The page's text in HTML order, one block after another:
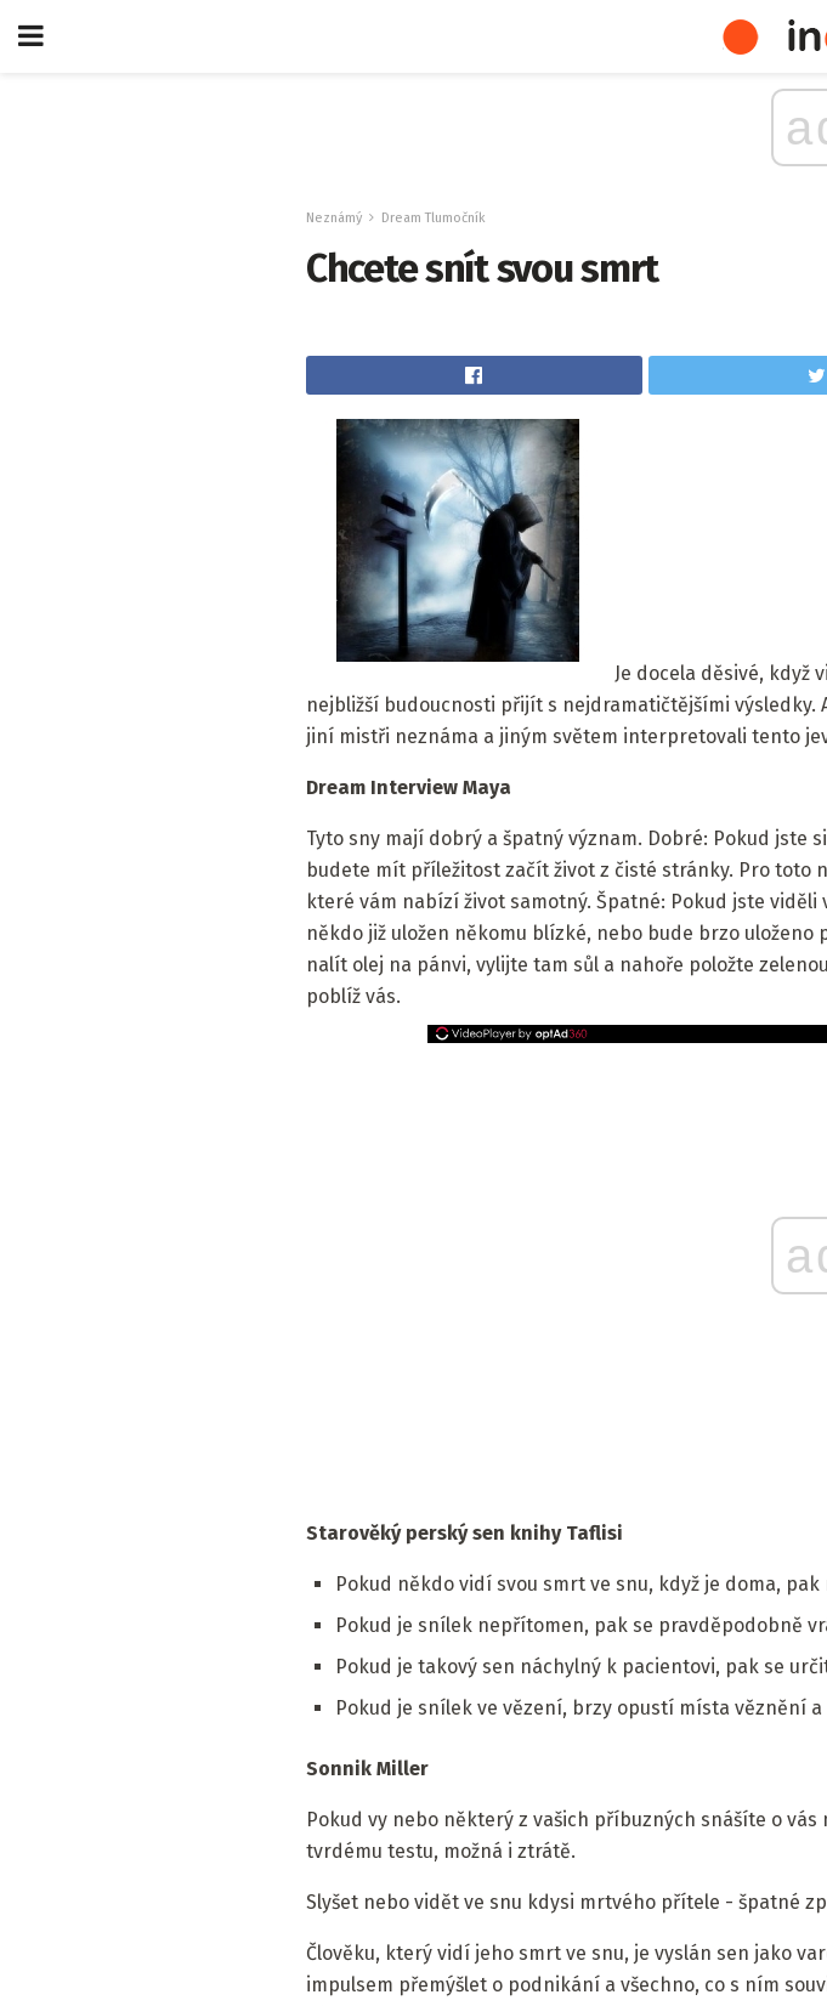
Neznámý Dream Tlumočník
Chcete snít svou smrt
Je docela děsivé, když
nejbližší budoucnosti přijít s nejdramatičtějšími
jiní mistři neznáma a jiným světem interpretovali tento
Dream Interview Maya
Tyto sny mají dobrý a špatný význam. Dobré: Pokud
budete mít příležitost začít život z čisté stránky. Pro toto
které vám nabízí život samotný. Špatné: Pokud jste
někdo již uložen někomu blízké, nebo bude brzo
nalít olej na pánvi, vylijte tam sůl a nahoře položte
poblíž vás.
Starověký perský sen knihy Taflisi
Pokud někdo vidí svou smrt ve snu, když je doma,
Pokud je snílek nepřítomen, pak se pravděpodobně
Pokud je takový sen náchylný k pacientovi, pak se
Pokud je snílek ve vězení, brzy opustí místa věznění
Sonnik Miller
Pokud vy nebo některý z vašich příbuzných snášíte o
tvrdému testu, možná i ztrátě.
Slyšet nebo vidět ve snu kdysi mrtvého přítele - špatné
Člověku, který vidí jeho smrt ve snu, je vyslán sen jako
impulsem přemýšlet o podnikání a všechno, co s ním